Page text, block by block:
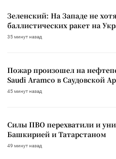
Зеленский: На Западе не
баллистических ракет на
35 минут назад
Пожар произошел на
Saudi Aramco в Саудовской
45 минут назад
Силы ПВО перехватили и
Башкирией и Татарстаном
49 минут назад